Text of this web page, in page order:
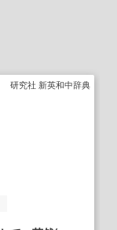
研究社 新英和中辞典